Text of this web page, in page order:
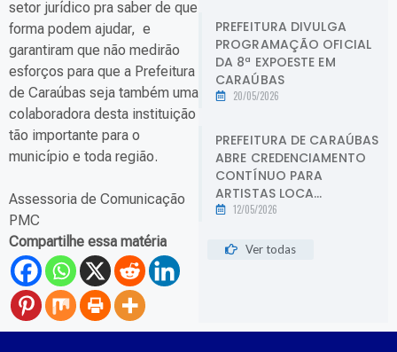
setor jurídico pra saber de que
forma podem ajudar, e
garantiram que não medirão
esforços para que a Prefeitura
de Caraúbas seja também uma
colaboradora desta instituição
tão importante para o
município e toda região.
Assessoria de Comunicação
PMC
Compartilhe essa matéria
PREFEITURA DIVULGA
PROGRAMAÇÃO OFICIAL
DA 8ª EXPOESTE EM
CARAÚBAS
20/05/2026
PREFEITURA DE CARAÚBAS
ABRE CREDENCIAMENTO
CONTÍNUO PARA
ARTISTAS LOCA...
12/05/2026
Ver todas